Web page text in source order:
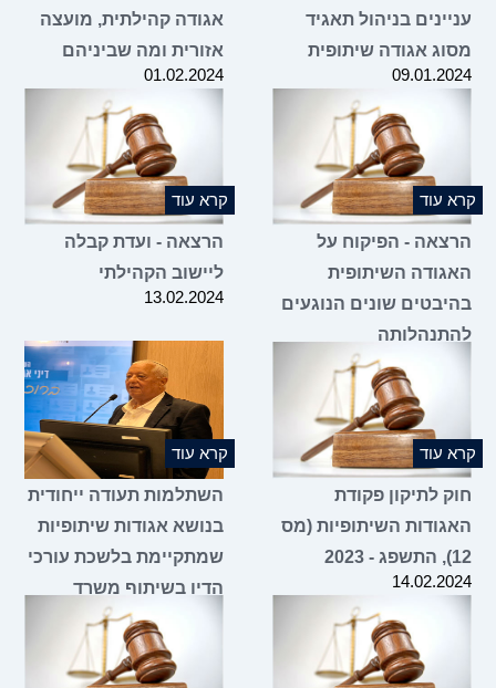
עניינים בניהול תאגיד
מסוג אגודה שיתופית
09.01.2024
אגודה קהילתית, מועצה
אזורית ומה שביניהם
01.02.2024
קרא עוד
הרצאה - הפיקוח על
האגודה השיתופית
בהיבטים שונים הנוגעים
להתנהלותה
קרא עוד
הרצאה - ועדת קבלה
ליישוב הקהילתי
13.02.2024
קרא עוד
חוק לתיקון פקודת
האגודות השיתופיות (מס
12), התשפג - 2023
14.02.2024
קרא עוד
השתלמות תעודה ייחודית
בנושא אגודות שיתופיות
שמתקיימת בלשכת עורכי
הדין בשיתוף משרד
הכלכלה והתעשייה
18.01.2024